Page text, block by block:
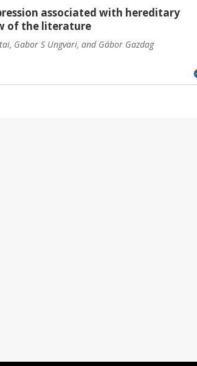
associated with hereditary
of the literature
Gabor S Ungvari, and Gábor Gazdag